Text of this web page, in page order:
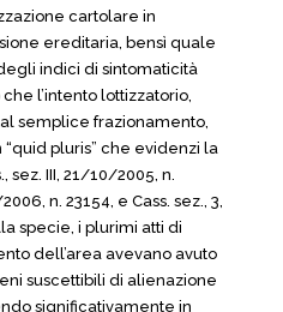
cartolare in
ereditaria, bensì quale
indici di sintomaticità
l’intento lottizzatorio,
semplice frazionamento,
pluris” che evidenzi la
sez. III, 21/10/2005, n.
n. 23154, e Cass. sez., 3,
specie, i plurimi atti di
dell’area avevano avuto
suscettibili di alienazione
significativamente in